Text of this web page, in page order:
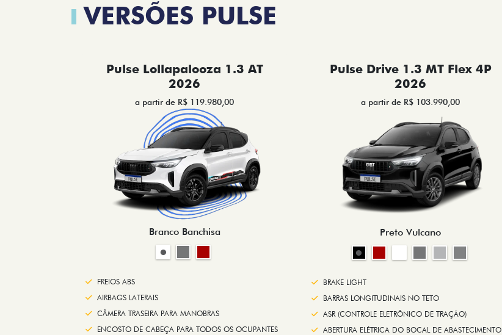
VERSÕES PULSE
Pulse Lollapalooza 1.3 AT
2026
a partir de R$ 119.980,00
Branco Banchisa
FREIOS ABS
AIRBAGS LATERAIS
CÂMERA TRASEIRA PARA MANOBRAS
ENCOSTO DE CABEÇA PARA TODOS OS OCUPANTES
Pulse Drive 1.3 MT Flex 4P
2026
a partir de R$ 103.990,00
Preto Vulcano
BRAKE LIGHT
BARRAS LONGITUDINAIS NO TETO
ASR (CONTROLE ELETRÔNICO DE TRAÇÃO)
ABERTURA ELÉTRICA DO BOCAL DE ABASTECIMENTO